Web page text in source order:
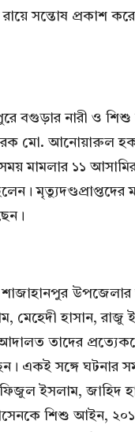
সন্তোষ প্রকাশ
বগুড়ার নারী ও শিশু
মো. আনোয়ারুল
মামলার ১১
মৃত্যুদণ্ডপ্রাপ্তদের
শাজাহানপুর
মেহেদী হাসান, রাজু
তাদের
একই সঙ্গে ঘটনার
ইসলাম, জাহিদ
শিশু আইন,